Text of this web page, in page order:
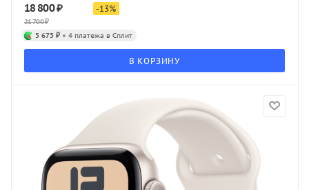
18 800₽
21 700₽
-13%
5 675 ₽ × 4 платежа в Сплит
В КОРЗИНУ